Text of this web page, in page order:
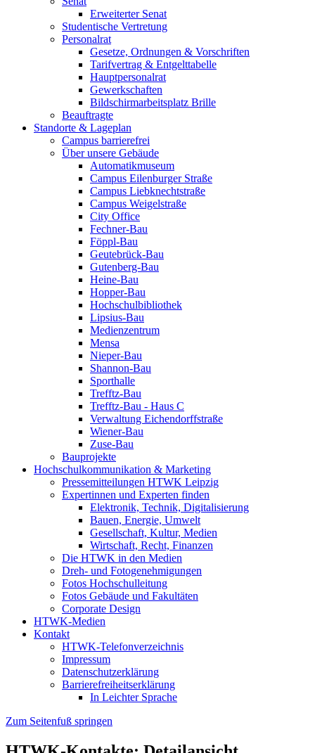
Erweiterter Senat
Studentische Vertretung
Personalrat
Gesetze, Ordnungen & Vorschriften
Tarifvertrag & Entgelttabelle
Hauptpersonalrat
Gewerkschaften
Bildschirmarbeitsplatz Brille
Beauftragte
Standorte & Lageplan
Campus barrierefrei
Über unsere Gebäude
Automatikmuseum
Campus Eilenburger Straße
Campus Liebknechtstraße
Campus Weigelstraße
City Office
Fechner-Bau
Föppl-Bau
Geutebrück-Bau
Gutenberg-Bau
Heine-Bau
Hopper-Bau
Hochschulbibliothek
Lipsius-Bau
Medienzentrum
Mensa
Nieper-Bau
Shannon-Bau
Sporthalle
Trefftz-Bau
Trefftz-Bau - Haus C
Verwaltung Eichendorffstraße
Wiener-Bau
Zuse-Bau
Bauprojekte
Hochschulkommunikation & Marketing
Pressemitteilungen HTWK Leipzig
Expertinnen und Experten finden
Elektronik, Technik, Digitalisierung
Bauen, Energie, Umwelt
Gesellschaft, Kultur, Medien
Wirtschaft, Recht, Finanzen
Die HTWK in den Medien
Dreh- und Fotogenehmigungen
Fotos Hochschulleitung
Fotos Gebäude und Fakultäten
Corporate Design
HTWK-Medien
Kontakt
HTWK-Telefonverzeichnis
Impressum
Datenschutzerklärung
Barrierefreiheitserklärung
In Leichter Sprache
Zum Seitenfuß springen